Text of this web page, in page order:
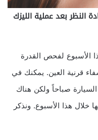
النظر بعد عملية الليزك
الأسبوع لفحص القدرة
قرنية العين. يمكنك في
السيارة صباحاً ولكن هناك
خلال هذا الأسبوع. ونذكر